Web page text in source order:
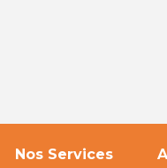
Nos Services